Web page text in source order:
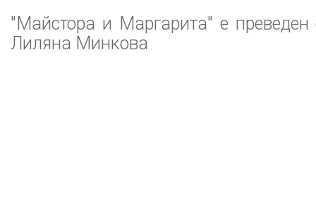
"Майстора и Маргарита" е преведен
Лиляна Минкова